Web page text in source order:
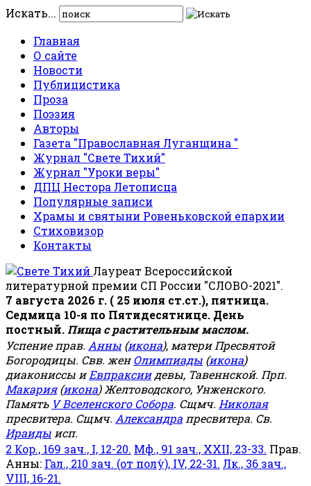
Искать...
Главная
О сайте
Новости
Публицистика
Проза
Поэзия
Авторы
Газета "Православная Луганщина "
Журнал "Свете Тихий"
Журнал "Уроки веры"
ДПЦ Нестора Летописца
Популярные записи
Храмы и святыни Ровеньковской епархии
Стиховизор
Контакты
Лауреат Всероссийской
литературной премии СП России "СЛОВО-2021".
7 августа 2026 г. ( 25 июля ст.ст.), пятница.
Седмица 10-я по Пятидесятнице. День
постный. Пища с растительным маслом.
Успение прав. Анны (икона), матери Пресвятой
Богородицы. Свв. женОлимпиады (икона)
диакониссы иЕвпраксиидевы, Тавеннской. Прп.
Макария(икона) Желтоводского, Унженского.
Память V Вселенского Собора. Сщмч. Николая
пресвитера. Сщмч. Александра пресвитера. Св.
Ираиды исп.
2 Кор., 169 зач., I, 12-20. Мф., 91 зач., XXII, 23-33. Прав.
Анны: Гал., 210 зач. (от полу́), IV, 22-31. Лк., 36 зач.,
VIII, 16-21.